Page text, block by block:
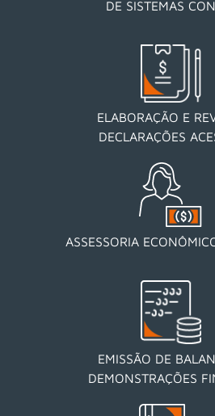
DE SISTEMAS
ELABORAÇÃO E
DECLARAÇÕES
ASSESSORIA
EMISSÃO DE
DEMONSTRAÇÕES